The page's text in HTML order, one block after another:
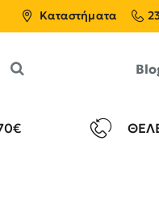
Καταστήματα